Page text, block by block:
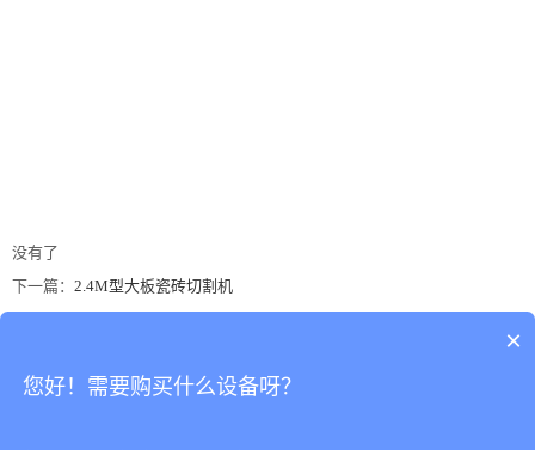
没有了
下一篇： 2.4M型大板瓷砖切割机
佛山市南海达骏永陶瓷机械有限公司 版权所有
×
您好！需要购买什么设备呀？